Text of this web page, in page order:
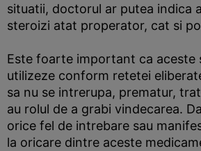
situatii, doctorul ar putea indica
steroizi atat properator, cat si
Este foarte important ca aceste
utilizeze conform retetei
sa nu se intrerupa, prematur,
au rolul de a grabi vindecarea.
orice fel de intrebare sau
la oricare dintre aceste